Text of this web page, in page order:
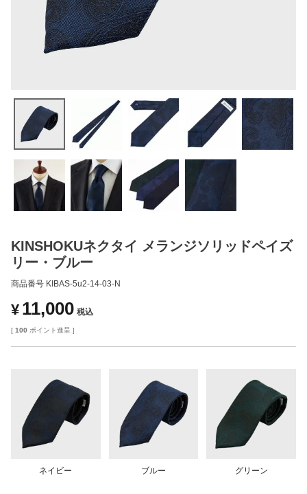
KINSHOKUネクタイ メランジソリッドペイズ
リー・ブルー
商品番号 KIBAS-5u2-14-03-N
¥ 11,000 税込
[ 100 ポイント進呈 ]
ネイビー ブルー グリーン